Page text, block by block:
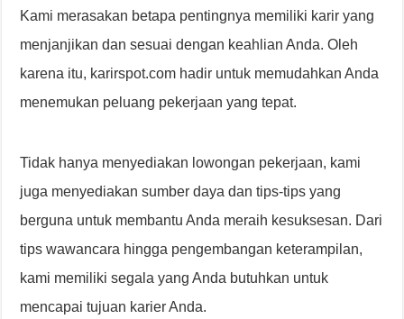
Kami merasakan betapa pentingnya memiliki karir yang
menjanjikan dan sesuai dengan keahlian Anda. Oleh
karena itu, karirspot.com hadir untuk memudahkan Anda
menemukan peluang pekerjaan yang tepat.
Tidak hanya menyediakan lowongan pekerjaan, kami
juga menyediakan sumber daya dan tips-tips yang
berguna untuk membantu Anda meraih kesuksesan. Dari
tips wawancara hingga pengembangan keterampilan,
kami memiliki segala yang Anda butuhkan untuk
mencapai tujuan karier Anda.